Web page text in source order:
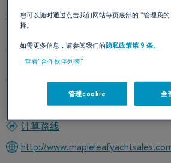
我们的联络方式
3282 OGDEN'S BEACH ROAD
L4R 4K6 MIDLAND
加拿大
计算路线
http://
您可以随时通过点击我们网站每页底部的 “管理我的
择。
如需更多信息，请参阅我们的隐私政策第 9 条。
查看“合作伙伴列表”
管理cookie 全